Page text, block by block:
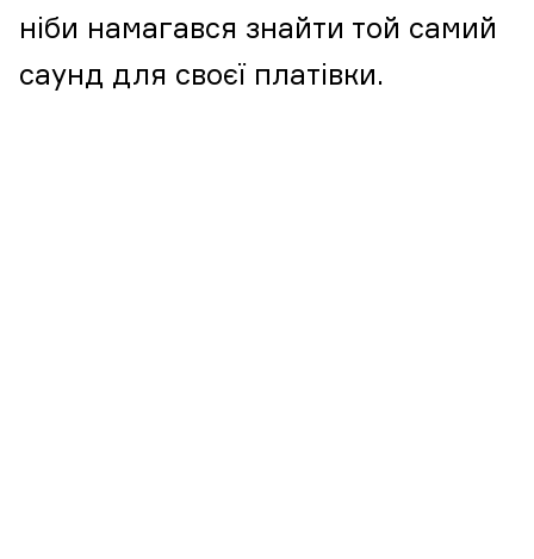
ніби намагався знайти той самий
саунд для своєї платівки.